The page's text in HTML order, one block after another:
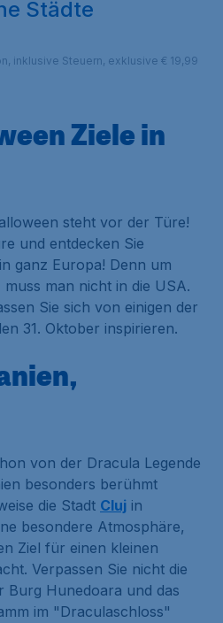
Städte
inklusive Steuern, exklusive € 19,99
Ziele in
steht vor der Türe!
und entdecken Sie
ganz Europa! Denn um
man nicht in die USA.
Sie sich von einigen der
31. Oktober inspirieren.
von der Dracula Legende
besonders berühmt
die Stadt Cluj in
besondere Atmosphäre,
Ziel für einen kleinen
Verpassen Sie nicht die
Burg Hunedoara und das
im "Draculaschloss"